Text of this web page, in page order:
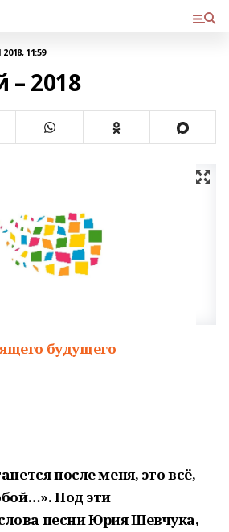
11:59
– 2018
будущего
после меня, это всё,
Под эти
песни Юрия Шевчука,